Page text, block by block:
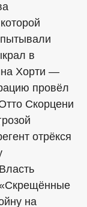
в
Хорти —
провёл
Скорцени
отрёкся
«Скрещённые
на